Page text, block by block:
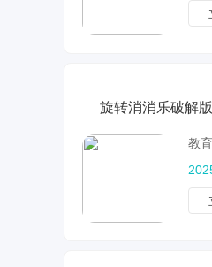
旋转消消乐破解版
教